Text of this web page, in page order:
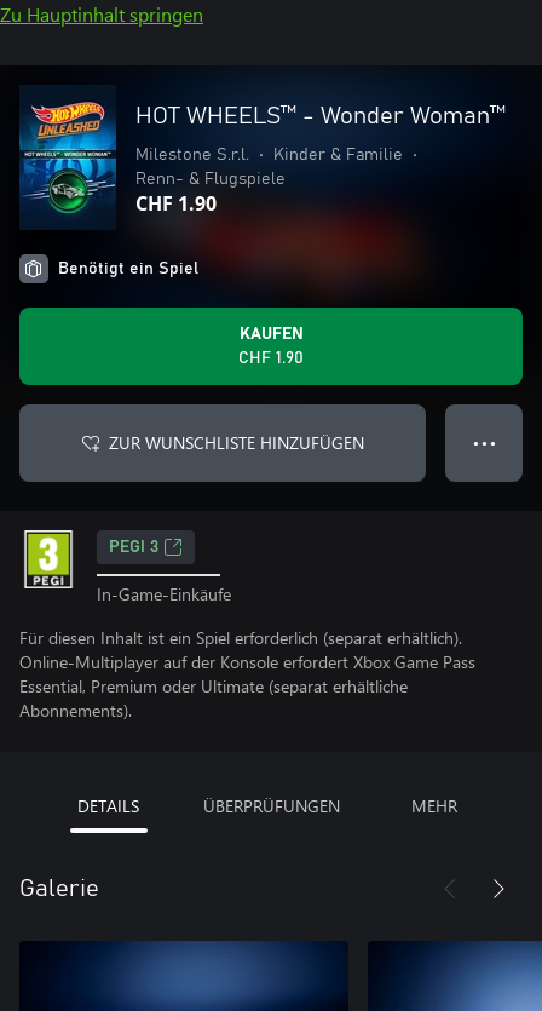
Zu Hauptinhalt springen
HOT WHEELS™ - Wonder Woman™
Milestone S.r.l. • Kinder & Familie
•
Renn- & Flugspiele
CHF 1.90
Benötigt ein Spiel
KAUFEN
CHF 1.90
ZUR WUNSCHLISTE HINZUFÜGEN ● ● ●
PEGI 3
In-Game-Einkäufe
Für diesen Inhalt ist ein Spiel erforderlich (separat erhältlich).
Online-Multiplayer auf der Konsole erfordert Xbox Game Pass
Essential, Premium oder Ultimate (separat erhältliche
Abonnements).
DETAILS ÜBERPRÜFUNGEN MEHR
Galerie